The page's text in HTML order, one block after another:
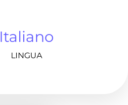
Italiano
LINGUA